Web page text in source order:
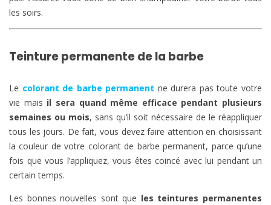
les soirs.
Teinture permanente de la barbe
Le colorant de barbe permanent ne durera pas toute votre
vie mais il sera quand même efficace pendant plusieurs
semaines ou mois, sans qu’il soit nécessaire de le réappliquer
tous les jours. De fait, vous devez faire attention en choisissant
la couleur de votre colorant de barbe permanent, parce qu’une
fois que vous l’appliquez, vous êtes coincé avec lui pendant un
certain temps.
Les bonnes nouvelles sont que les teintures permanentes